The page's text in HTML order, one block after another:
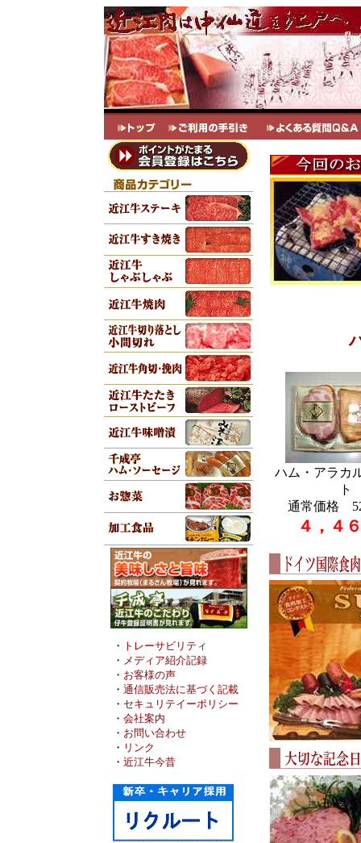
・ トレーサビリティ
・ メディア紹介記録
・ お客様の声
・ 通信販売法に基づく記載
・ セキュリテイーポリシー
・ 会社案内
・ お問い合わせ
・ リンク
・ 近江牛今昔
ハム・アラカ
ト
通常価格
４，４